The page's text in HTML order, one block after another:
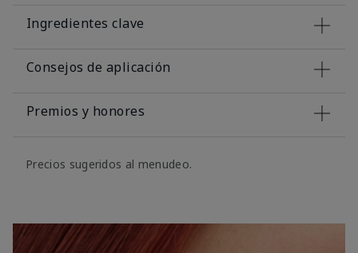
Ingredientes clave
Consejos de aplicación
Premios y honores
Precios sugeridos al menudeo.